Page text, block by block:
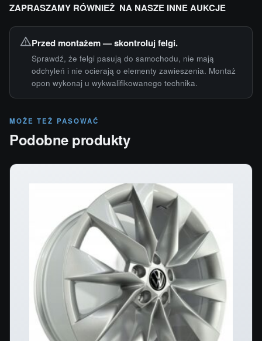
ZAPRASZAMY RÓWNIEŻ NA NASZE INNE AUKCJE
Przed montażem — skontroluj felgi.
Sprawdź, że felgi pasują do samochodu, nie mają
odchyleń i nie ocierają o elementy zawieszenia. Montaż
opon wykonaj u wykwalifikowanego technika.
MOŻE TEŻ PASOWAĆ
Podobne produkty